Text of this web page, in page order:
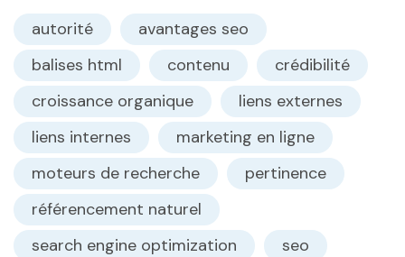
autorité
avantages seo
balises html
contenu
crédibilité
croissance organique
liens externes
liens internes
marketing en ligne
moteurs de recherche
pertinence
référencement naturel
search engine optimization
seo